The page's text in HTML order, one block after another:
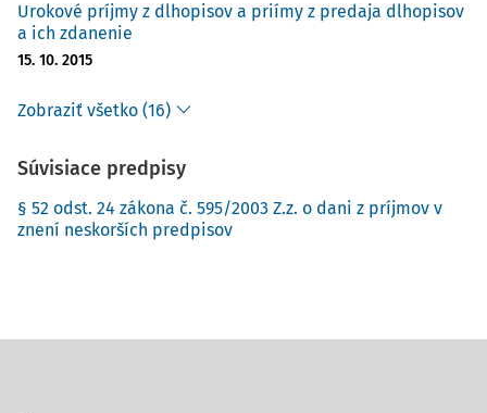
Urokové príjmy z dlhopisov a priímy z predaja dlhopisov
a ich zdanenie
15. 10. 2015
Zobraziť všetko (16)
Súvisiace predpisy
§ 52 odst. 24 zákona č. 595/2003 Z.z. o dani z príjmov v
znení neskorších predpisov